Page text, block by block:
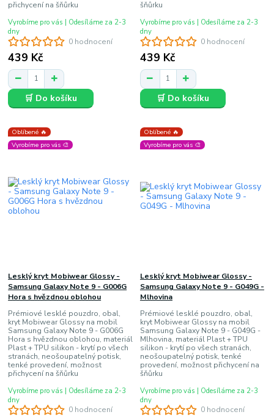
0 hodnocení
přichycení na šňůrku
439 Kč
Vyrobíme pro vás | Odesíláme za 2-3
dny
🛒 Do košíku
0 hodnocení
šňůrku
439 Kč
Vyrobíme pro vás | Odesíláme za 2-3
dny
🛒 Do košíku
Oblíbené 🔥
Vyrobíme pro vás 🎨
0 hodnocení
Lesklý kryt Mobiwear Glossy -
Samsung Galaxy Note 9 - G006G
Hora s hvězdnou oblohou
Prémiové lesklé pouzdro, obal,
kryt Mobiwear Glossy na mobil
Samsung Galaxy Note 9 - G006G
Hora s hvězdnou oblohou, materiál
Plast + TPU silikon - krytí po všech
stranách, neošoupatelný potisk,
tenké provedení, možnost
přichycení na šňůrku
Vyrobíme pro vás | Odesíláme za 2-3
dny
Oblíbené 🔥
Vyrobíme pro vás 🎨
0 hodnocení
Lesklý kryt Mobiwear Glossy -
Samsung Galaxy Note 9 - G049G -
Mlhovina
Prémiové lesklé pouzdro, obal,
kryt Mobiwear Glossy na mobil
Samsung Galaxy Note 9 - G049G -
Mlhovina, materiál Plast + TPU
silikon - krytí po všech stranách,
neošoupatelný potisk, tenké
provedení, možnost přichycení na
šňůrku
Vyrobíme pro vás | Odesíláme za 2-3
dny